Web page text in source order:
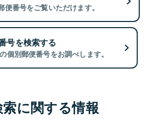
便番号をご覧いただけます。
号を検索する
個別郵便番号をお調べします。
に関する情報